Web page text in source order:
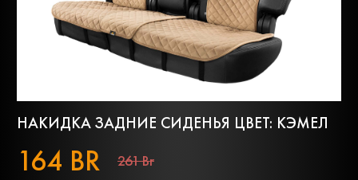
НАКИДКА ЗАДНИЕ СИДЕНЬЯ ЦВЕТ: КЭМЕЛ
164 BR 261 Br